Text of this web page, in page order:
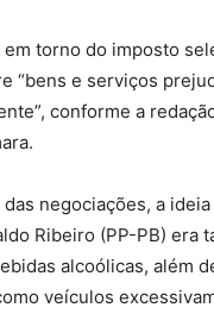
em torno do imposto
“bens e serviços
conforme a
negociações, a
Ribeiro (PP-PB) era
alcoólicas, além
veículos